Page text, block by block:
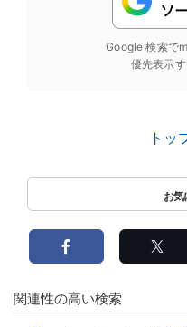
Google 検索で
優先表示
トッ